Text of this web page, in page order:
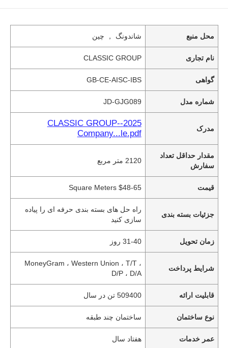
محل منبع شاندونگ ， چین
نام تجاری CLASSIC GROUP
گواهی GB-CE-AISC-IBS
شماره مدل JD-GJG089
مدرک
2025--CLASSIC GROUP
Company...le.pdf
مقدار حداقل تعداد
سفارش
2120 متر مربع
قیمت $48-65 Square Meters
جزئیات بسته بندی
راه حل های بسته بندی حرفه ای را پیاده
سازی کنید
زمان تحویل 31-40 روز
شرایط پرداخت
MoneyGram ، Western Union ، T/T ،
D/P ، D/A
قابلیت ارائه 509400 تن در سال
نوع ساختمان ساختمان چند طبقه
عمر خدمات هفتاد سال